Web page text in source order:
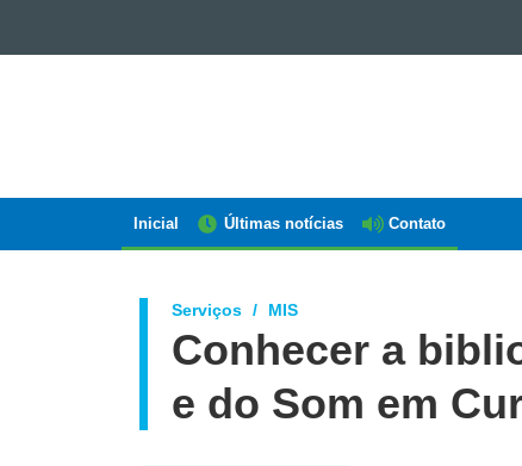
PARANÁ
Navegação
Inicial Últimas notícias Contato
Serviços MIS
Conhecer a
e do Som em